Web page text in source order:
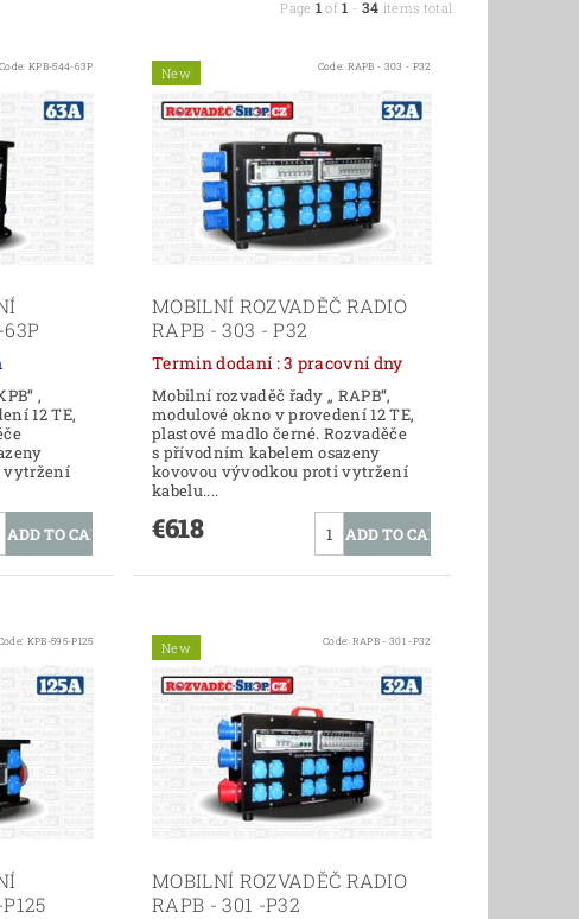
Page 1 of1 - 34 items total
Code:KPB-544-63P
,
12 TE,
vytržení
New Code: RAPB - 303 - P32
MOBILNÍ ROZVADĚČ RADIO
RAPB - 303 - P32
Termin dodaní : 3 pracovní dny
Mobilní rozvaděč řady „ RAPB“,
modulové okno v provedení 12 TE,
plastové madlo černé. Rozvaděče
s přívodním kabelem osazeny
kovovou vývodkou proti vytržení
kabelu....
€618
KPB-595-P125 New Code: RAPB - 301 -P32
MOBILNÍ ROZVADĚČ RADIO
RAPB - 301 -P32